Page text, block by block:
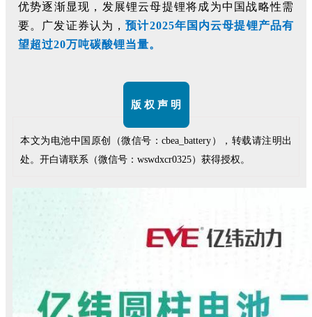
优势逐渐显现，发展锂云母提锂将成为中国战略性需
要。广发证券认为，预计2025年国内云母提锂产品有
望超过20万吨碳酸锂当量。
版 权 声 明
本文为电池中国原创（微信号：cbea_battery），转载请注明出
处。开白请联系（微信号：wswdxcr0325）获得授权。